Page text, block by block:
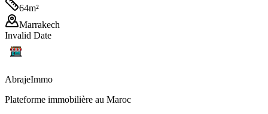
64m²
Marrakech
Invalid Date
AbrajeImmo
Plateforme immobilière au Maroc